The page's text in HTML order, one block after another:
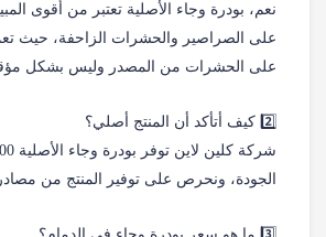
نعم، بودرة وجاء الأصلية تعتبر من أقوى
على الصراصير والحشرات الزاحفة، حيث
على الحشرات من المصدر وليس بشكل
2️⃣ كيف أتأكد أن المنتج أصلي؟
الجودة، ونحرص على توفير المنتج من